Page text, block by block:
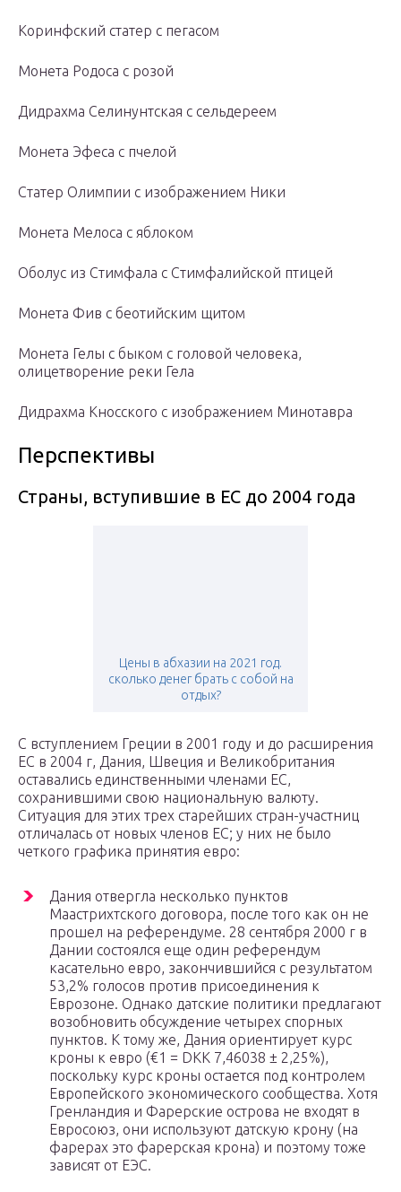
Коринфский статер с пегасом
Монета Родоса с розой
Дидрахма Селинунтская с сельдереем
Монета Эфеса с пчелой
Статер Олимпии с изображением Ники
Монета Мелоса с яблоком
Оболус из Стимфала с Стимфалийской птицей
Монета Фив с беотийским щитом
Монета Гелы с быком с головой человека,
олицетворение реки Гела
Дидрахма Кносского с изображением Минотавра
Перспективы
Страны, вступившие в ЕС до 2004 года
Цены в абхазии на 2021 год.
сколько денег брать с собой на
отдых?
С вступлением Греции в 2001 году и до расширения
ЕС в 2004 г, Дания, Швеция и Великобритания
оставались единственными членами ЕС,
сохранившими свою национальную валюту.
Ситуация для этих трех старейших стран-участниц
отличалась от новых членов ЕС; у них не было
четкого графика принятия евро:
Дания отвергла несколько пунктов
Маастрихтского договора, после того как он не
прошел на референдуме. 28 сентября 2000 г в
Дании состоялся еще один референдум
касательно евро, закончившийся с результатом
53,2% голосов против присоединения к
Еврозоне. Однако датские политики предлагают
возобновить обсуждение четырех спорных
пунктов. К тому же, Дания ориентирует курс
кроны к евро (€1 = DKK 7,46038 ± 2,25%),
поскольку курс кроны остается под контролем
Европейского экономического сообщества. Хотя
Гренландия и Фарерские острова не входят в
Евросоюз, они используют датскую крону (на
фарерах это фарерская крона) и поэтому тоже
зависят от ЕЭС.